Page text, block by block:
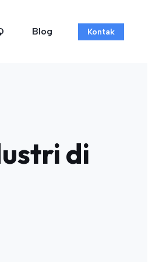
Blog Kontak
di